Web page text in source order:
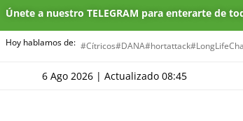
Únete a nuestro TELEGRAM para enterarte de
Hoy hablamos de: #Cítricos#DANA#hortattack
6 Ago 2026 | Actualizado 08:45